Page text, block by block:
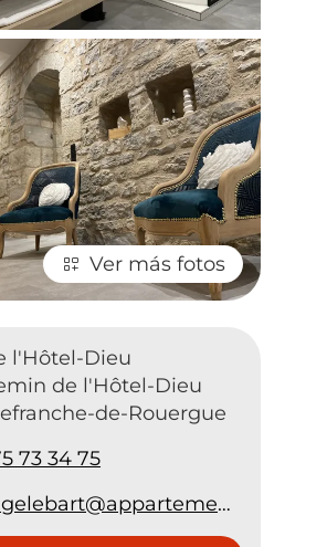
Ver más fotos
l'Hôtel-Dieu
de l'Hôtel-Dieu
de-Rouergue
73 34 75